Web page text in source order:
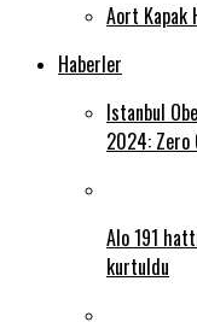
Aort Kapak
Haberler
Istanbul
2024: Zero
Alo 191
kurtuldu